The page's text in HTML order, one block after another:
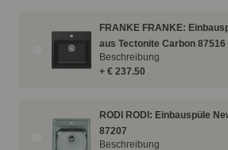
FRANKE FRANKE:
aus Tectonite Carbon 87516
+ € 237.50
Beschreibung
RODI RODI: Einbauspüle
87207
Beschreibung